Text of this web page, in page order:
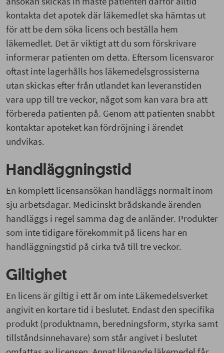
kontakta det apotek där läkemedlet ska hämtas ut
för att be dem söka licens och beställa hem
läkemedlet. Det är viktigt att du som förskrivare
informerar patienten om detta. Eftersom licensvaror
oftast inte lagerhålls hos läkemedelsgrossisterna
utan skickas efter från utlandet kan leveranstiden
vara upp till tre veckor, något som kan vara bra att
förbereda patienten på. Genom att patienten snabbt
kontaktar apoteket kan fördröjning i ärendet
undvikas.
Handläggningstid
En komplett licensansökan handläggs normalt inom
sju arbetsdagar. Medicinskt brådskande ärenden
handläggs i regel samma dag de anländer. Produkter
som inte tidigare förekommit på licens har en
handläggningstid på cirka två till tre veckor.
Giltighet
En licens är giltig i ett år om inte Läkemedelsverket
angivit en kortare tid i beslutet. Endast den specifika
produkt (produktnamn, beredningsform, styrka samt
tillståndsinnehavare) som står angivet i beslutet